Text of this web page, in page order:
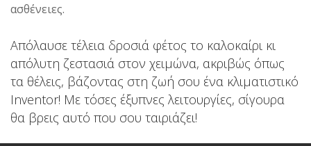
ασθένειες.
Απόλαυσε τέλεια δροσιά φέτος το καλοκαίρι κι
απόλυτη ζεστασιά στον χειμώνα, ακριβώς όπως
τα θέλεις, βάζοντας στη ζωή σου ένα κλιματιστικό
Inventor! Με τόσες έξυπνες λειτουργίες, σίγουρα
θα βρεις αυτό που σου ταιριάζει!